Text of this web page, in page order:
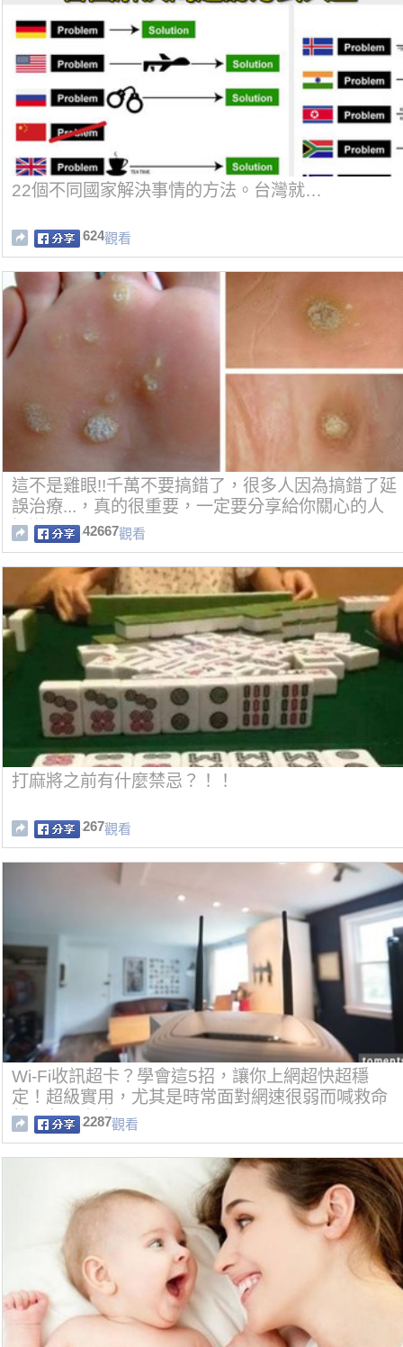
22個不同國家解決事情的方法。台灣就…
624觀看
這不是雞眼!!千萬不要搞錯了，很多人因為搞錯了延
誤治療...，真的很重要，一定要分享給你關心的人
知道!!
42667觀看
打麻將之前有什麼禁忌？！！
267觀看
Wi-Fi收訊超卡？學會這5招，讓你上網超快超穩
定！超級實用，尤其是時常面對網速很弱而喊救命
的朋友！[視頻]
2287觀看